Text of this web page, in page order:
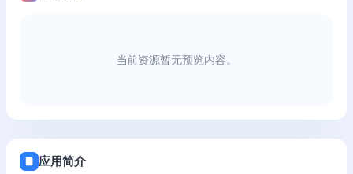
当前资源暂无预览内容。
应用简介